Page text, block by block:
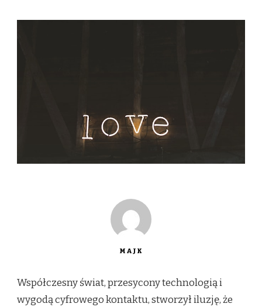
MAJK
Współczesny świat, przesycony technologią i
wygodą cyfrowego kontaktu, stworzył iluzję, że